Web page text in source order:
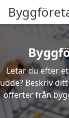
Letar du efter
udde? Beskriv
offerter från